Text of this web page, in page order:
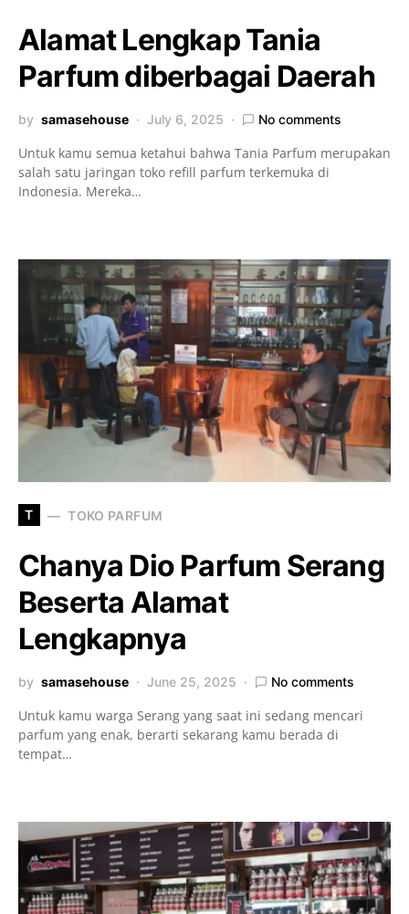
Alamat Lengkap Tania
Parfum diberbagai Daerah
by samasehouse July 6, 2025 No comments
Untuk kamu semua ketahui bahwa Tania Parfum merupakan
salah satu jaringan toko refill parfum terkemuka di
Indonesia. Mereka…
T TOKO PARFUM
Chanya Dio Parfum Serang
Beserta Alamat
Lengkapnya
by samasehouse June 25, 2025 No comments
Untuk kamu warga Serang yang saat ini sedang mencari
parfum yang enak, berarti sekarang kamu berada di
tempat…